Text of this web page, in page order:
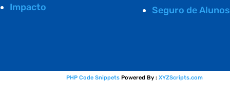
Impacto
Seguro de Alunos
PHP Code Snippets Powered By : XYZScripts.com